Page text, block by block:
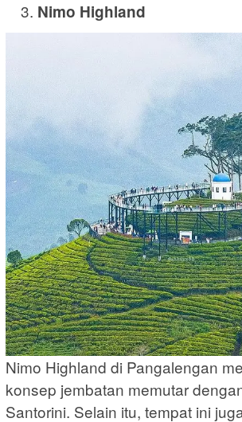
Nimo Highland
Nimo Highland di Pangalengan
konsep jembatan memutar
Santorini. Selain itu, tempat ini